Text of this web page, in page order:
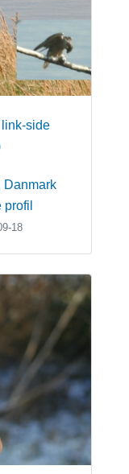
side
Danmark
profil
18